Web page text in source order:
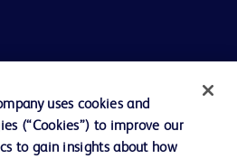
uses cookies and
(“Cookies”) to improve our
to gain insights about how